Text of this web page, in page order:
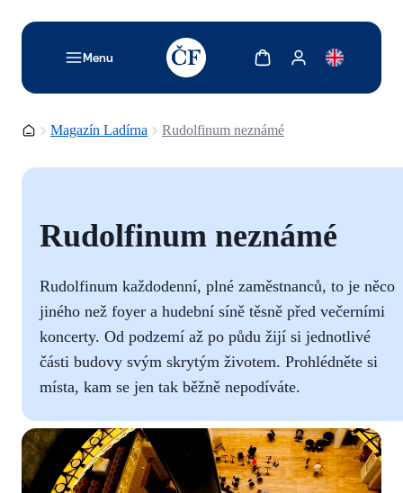
Menu
TODO: Add description for reader
Zobrazit košíkZobrazit můj účet
Domovská stránka
Magazín Ladírna Rudolfinum neznámé
Rudolfinum neznámé
Rudolfinum každodenní, plné zaměstnanců, to je něco
jiného než foyer a hudební síně těsně před večerními
koncerty. Od podzemí až po půdu žijí si jednotlivé
části budovy svým skrytým životem. Prohlédněte si
místa, kam se jen tak běžně nepodíváte.